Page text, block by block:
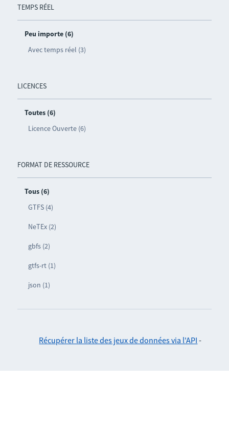
TEMPS RÉEL
Peu importe (6)
Avec temps réel (3)
LICENCES
Toutes (6)
Licence Ouverte (6)
FORMAT DE RESSOURCE
Tous (6)
GTFS (4)
NeTEx (2)
gbfs (2)
gtfs-rt (1)
json (1)
Récupérer la liste des jeux de données via l'API -